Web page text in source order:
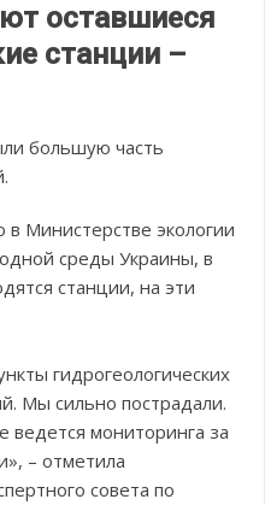
оставшиеся
станции –
большую часть
Министерстве экологии
среды Украины, в
станции, на эти
гидрогеологических
Мы сильно пострадали.
ведется мониторинга за
– отметила
совета по